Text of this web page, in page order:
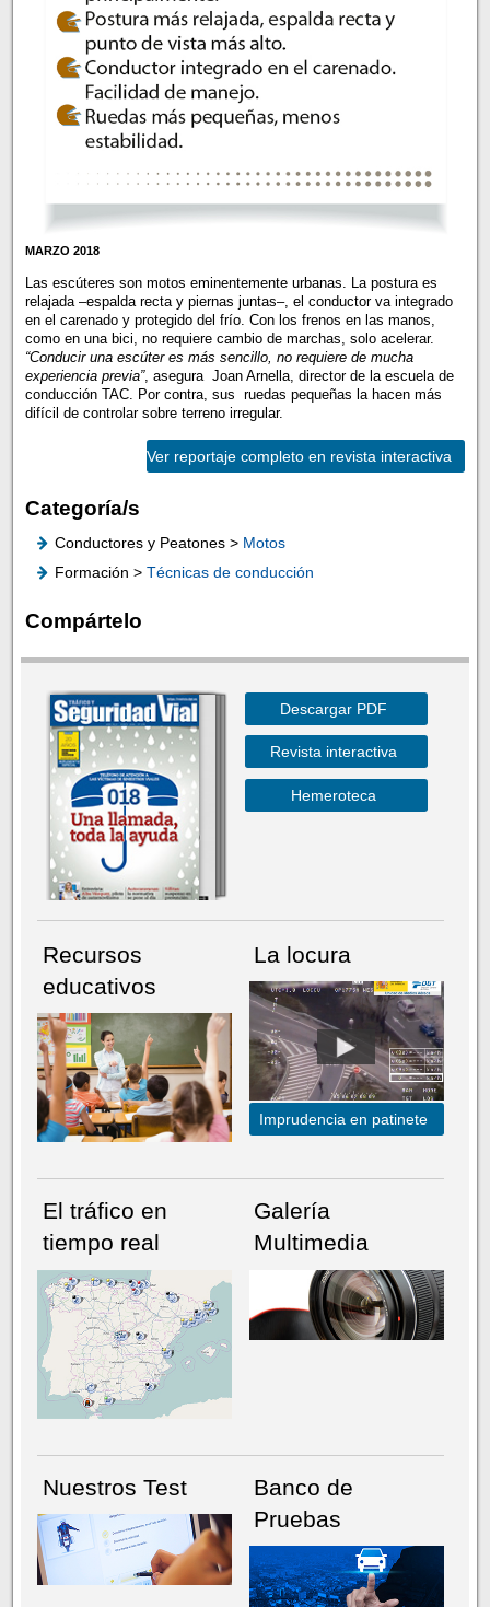
MARZO 2018
Las escúteres son motos eminentemente urbanas. La postura es
relajada –espalda recta y piernas juntas–, el conductor va integrado
en el carenado y protegido del frío. Con los frenos en las manos,
como en una bici, no requiere cambio de marchas, solo acelerar.
“Conducir una escúter es más sencillo, no requiere de mucha
experiencia previa”, asegura Joan Arnella, director de la escuela de
conducción TAC. Por contra, sus ruedas pequeñas la hacen más
difícil de controlar sobre terreno irregular.
Ver reportaje completo en revista interactiva
Categoría/s
Conductores y Peatones > Motos
Formación > Técnicas de conducción
Compártelo
NÚMERO ACTUALHEMEROTECA
Descargar PDF
Revista interactiva
Hemeroteca
Recursos
educativos
La locura
Imprudencia en patinete
El tráfico en
tiempo real
Galería
Multimedia
Nuestros Test
Banco de
Pruebas